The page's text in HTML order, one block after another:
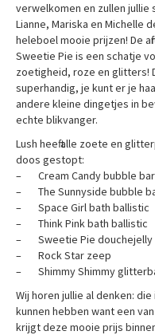
verwelkomen en zullen
Lianne, Mariska en Michelle
heleboel mooie prijzen! De
Sweetie Pie is een schatje
zoetigheid, roze en glitters!
superhandig, je kunt er je
andere kleine dingetjes in
echte blikvanger.
Lush heeft alle zoete en
doos gestopt:
– Cream Candy bubble bar
– The Sunnyside bubble
– Space Girl bath ballistic
– Think Pink bath ballistic
– Sweetie Pie douchejelly
– Rock Star zeep
– Shimmy Shimmy
Wij horen jullie al denken:
kunnen hebben want een
krijgt deze mooie prijs